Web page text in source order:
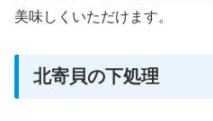
美味しくいただけます。
北寄貝の下処理